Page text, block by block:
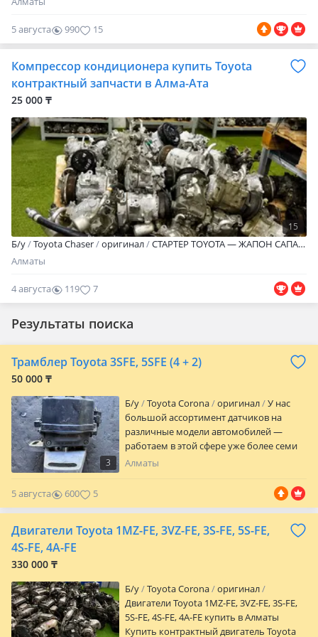
5 августа 990 15
Компрессор кондиционера купить Toyota
контрактный запчасти в Алма-Ата
25 000 ₸
15
Б/y Toyota Chaser оригинал
СТАРТЕР TOYOTA — ЖАПОН САПАСЫ Toyota стартерлері — сапа, сенімділік және ұзақ қызмет! Жапон технологиясы қозғалтқышты бір сәтте іске қосады. Қысқа да, ыстыққа да төзімді. Қала және өңірлерге жеткізу бар бөліп төлеу және Red Қоңырау шалыңыз! СТАРТЕР TOYOTA — ЯПОНСКОЕ КАЧЕСТВО Стартер Toyota — стабильный пуск, надёжная работа и долгий срок службы. Подходит для любых условий, качество провер Camry, Land Cruiser Prado, Land Cruiser, RAV4, Corolla, Highlander, Carina E, Avensis, Alphard, Hilux, Estima, v, Sienna, Previa, Ipsum, 4Runner, Mark Il, Windom, Hilux Surf, Yaris, Avalon, Caldina, v, Hiace, Fortuner, Corolla Verso, Crown, Venza, Aristo, Camry Gracia, Sequoia Vellfire, Harrier, Tundra, Vista, Chaser.Corona, Carina ED, Crown Majesta, Matrix, Estima Lucida, FJ Cruiser, Prius, Probox, Spacio, Picnic, Cresta, Avensis Verso, Tacoma, Carina, Raum, C-HR, Celica, Mark X, Estima Emina, Corolla Cross, Auris, Rush, Corona Exiv, Voxy, Granvia, Celsior, Solara, Scepter, Sprinter Carib, Altezza, Mark II Qualis, Nadia, Sprinter Marino, Carina Il, Urban Cruise, Starlet, bZ4X, Grand Hiace? HiAce Regius, Town Ace Noah, Cavalier, Aygo, Wish, Vitz, Gaia, Grand Highlander.Isis, Noah, Lite Ace, Agya, Vios, Progres, Brevis, T100, Esquire, Yaris, Verso, bB, Corolla, Levin, GR86, Aurion, Blizzard, Succeed, Wildlander, Corolla Rumion, Blade, Camry Prominent, Levin, bZ3, Will Vi, Veloz, Belta, Pixis Epoch.Sparky, Master Ace, Surf, Izoa, Prius, Prime, Spade, Yaris, Cross, Tank, Raize, Wigo, Allion, Frontlander, MR-S, Aqua, WiLL VS, Century, Model F, Mark X, Zio, Innova, Allex, Sai, St, Ractis, Pronard, Kluger, Prius V, Prius C, GT 86, Mega Cruiser, Premio, Porte, Platz, MR2, Passo Sette, Passo, Paseo, Opa, Sera, Sienta, Corolla Ceres, Verso, Avanza, Mirai, Cami, ProAce Verso, Corsa, Cressida, Curren, Voltz, Cynos, Verossa, Soarer, Duet, Echo, Vanguard, Fun Cargo, Town Ace, Tercel, Supra, Sprinter, Sprinter Trueno, Rumion
Алматы
4 августа 119 7
Результаты поиска
Трамблер Toyota 3SFE, 5SFE (4 + 2)
50 000 ₸
3
Б/y Toyota Corona оригинал
У нас
большой ассортимент датчиков на
различные модели автомобилей —
работаем в этой сфере уже более семи
лет. Все датчики проверены, в рабочем
контроль качества. Мы знаем, как
работы двигателя, поэтому подберем
лучший вариант под ваш авто. Почему
ориентируемся на качество и
долгосрочные отношения с клиентами •
Гарантия на замену в случае
неисправности, чтобы вы были уверены
Алматы
5 августа 600 5
Двигатели Toyota 1MZ-FE, 3VZ-FE, 3S-FE, 5S-FE,
4S-FE, 4A-FE
330 000 ₸
Б/y Toyota Corona
оригинал
Двигатели Toyota 1MZ-FE, 3VZ-FE, 3S-FE,
5S-FE, 4S-FE, 4A-FE купить в Алматы
Купить контрактный двигатель Toyota